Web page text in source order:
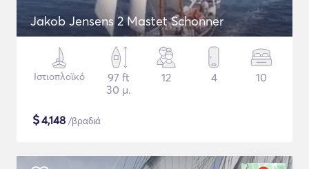
Jakob Jensens 2 Mastet Schonner
Ιστιοπλοϊκό
97 ft
30 μ.
12 4 10
$4,148 /βραδιά